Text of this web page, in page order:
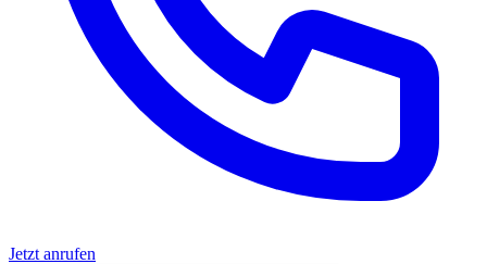
Jetzt anrufen